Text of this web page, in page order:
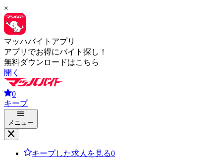
×
マッハバイトアプリ
アプリでお得にバイト探し！
無料ダウンロードはこちら
開く
0
キープ
メニュー
キープした求人を見る0